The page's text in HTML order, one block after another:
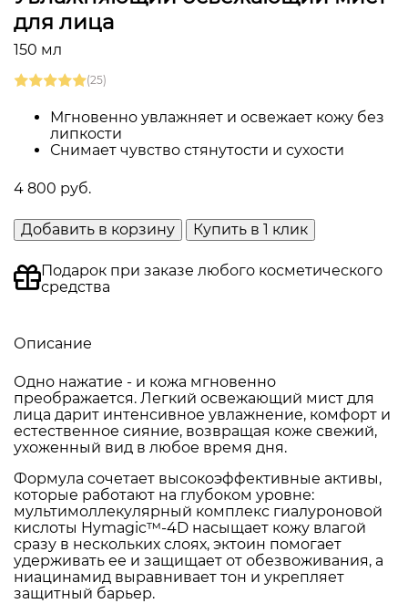
для лица
150 мл
(25)
Мгновенно увлажняет и освежает кожу без
липкости
Снимает чувство стянутости и сухости
4 800 руб.
Добавить в корзину Купить в 1 клик
Подарок при заказе любого косметического
средства
Описание
Одно нажатие - и кожа мгновенно
преображается. Легкий освежающий мист для
лица дарит интенсивное увлажнение, комфорт и
естественное сияние, возвращая коже свежий,
ухоженный вид в любое время дня.
Формула сочетает высокоэффективные активы,
которые работают на глубоком уровне:
мультимоллекулярный комплекс гиалуроновой
кислоты Hymagic™-4D насыщает кожу влагой
сразу в нескольких слоях, эктоин помогает
удерживать ее и защищает от обезвоживания, а
ниацинамид выравнивает тон и укрепляет
защитный барьер.